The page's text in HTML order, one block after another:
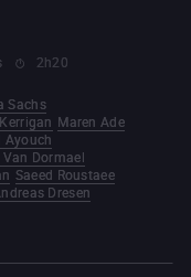
2h20
Sachs
Maren Ade
Ayouch
Dormael
Saeed Roustaee
Dresen